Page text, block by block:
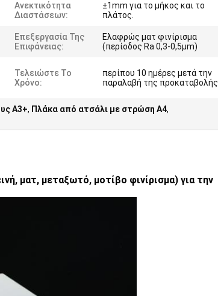
Ανεκτικότητα
Διαστάσεων:
±1mm για το μήκος και το
πλάτος.
Επεξεργασία Της
Επιφάνειας:
Ελαφρώς ματ φινίρισμα
(περίοδος Ra 0,3-0,5μm)
Τελειώστε Το
Χρόνο:
περίπου 10 ημέρες μετά την
παραλαβή της προκαταβολής
A3+, Πλάκα από ατσάλι με στρώση Α4,
ματ, μεταξωτό, μοτίβο φινίρισμα) για την